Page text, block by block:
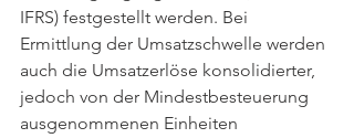
IFRS) festgestellt werden. Bei
Ermittlung der Umsatzschwelle werden
auch die Umsatzerlöse konsolidierter,
jedoch von der Mindestbesteuerung
ausgenommenen Einheiten